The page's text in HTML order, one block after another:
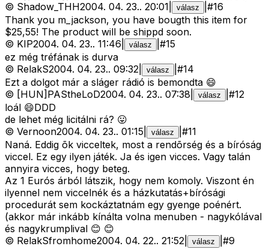
© Shadow_THH2004. 04. 23.. 20:01 válasz #16
Thank you m_jackson, you have bougth this item for
$25,55! The product will be shippd soon.
© KIP2004. 04. 23.. 11:46 válasz #15
ez még tréfának is durva
© RelakS2004. 04. 23.. 09:32 válasz #14
Ezt a dolgot már a sláger rádió is bemondta 😄
© [HUN]PAStheLoD2004. 04. 23.. 07:38 válasz #12
loál 😄DDD
de lehet még licitálni rá? 😛
© Vernoon2004. 04. 23.. 01:15 válasz #11
Naná. Eddig õk vicceltek, most a rendõrség és a bíróság
viccel. Ez egy ilyen játék. Ja és igen vicces. Vagy talán
annyira vicces, hogy beteg.
Az 1 Eurós árból látszik, hogy nem komoly. Viszont én
ilyennel nem viccelnék és a házkutatás+bírósági
procedurát sem kockáztatnám egy gyenge poénért.
(akkor már inkább kínálta volna menuben - nagykólával
és nagykrumplival 😊 😊
© RelakSfromhome2004. 04. 22.. 21:52 válasz #9